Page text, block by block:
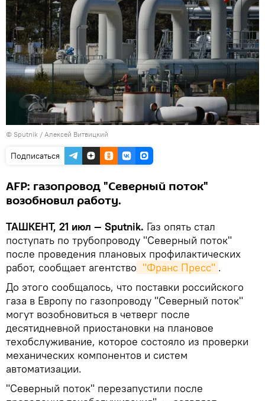
© Sputnik / Алексей Витвицкий
Подписаться
AFP: газопровод "Северный поток"
возобновил работу.
ТАШКЕНТ, 21 июл — Sputnik. Газ опять стал
поступать по трубопроводу "Северный поток"
после проведения плановых профилактических
работ, сообщает агентство "Франс Пресс" .
До этого сообщалось, что поставки российского
газа в Европу по газопроводу "Северный поток"
могут возобновиться в четверг после
десятидневной приостановки на плановое
техобслуживание, которое состояло из проверки
механических компонентов и систем
автоматизации.
"Северный поток" перезапустили после